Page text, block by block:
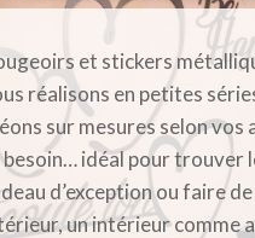
et stickers
réalisons en petites
sur mesures selon vos
besoin… idéal pour trouver
d’exception ou faire
un intérieur comme